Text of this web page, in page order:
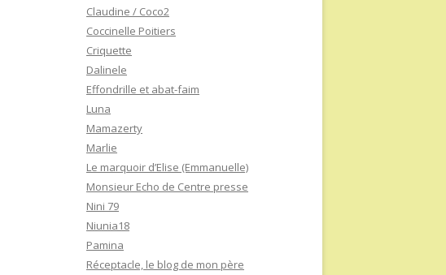
Claudine / Coco2
Coccinelle Poitiers
Criquette
Dalinele
Effondrille et abat-faim
Luna
Mamazerty
Marlie
Le marquoir d’Elise (Emmanuelle)
Monsieur Echo de Centre presse
Nini 79
Niunia18
Pamina
Réceptacle, le blog de mon père